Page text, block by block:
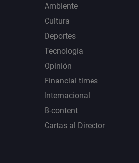
Ambiente
Cultura
Deportes
Tecnología
Opinión
Financial times
Internacional
B-content
Cartas al Director